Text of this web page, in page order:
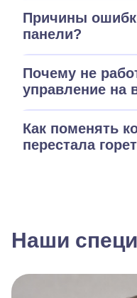
Причины
панели?
Почему не
управление на
Как поменять
перестала
Наши